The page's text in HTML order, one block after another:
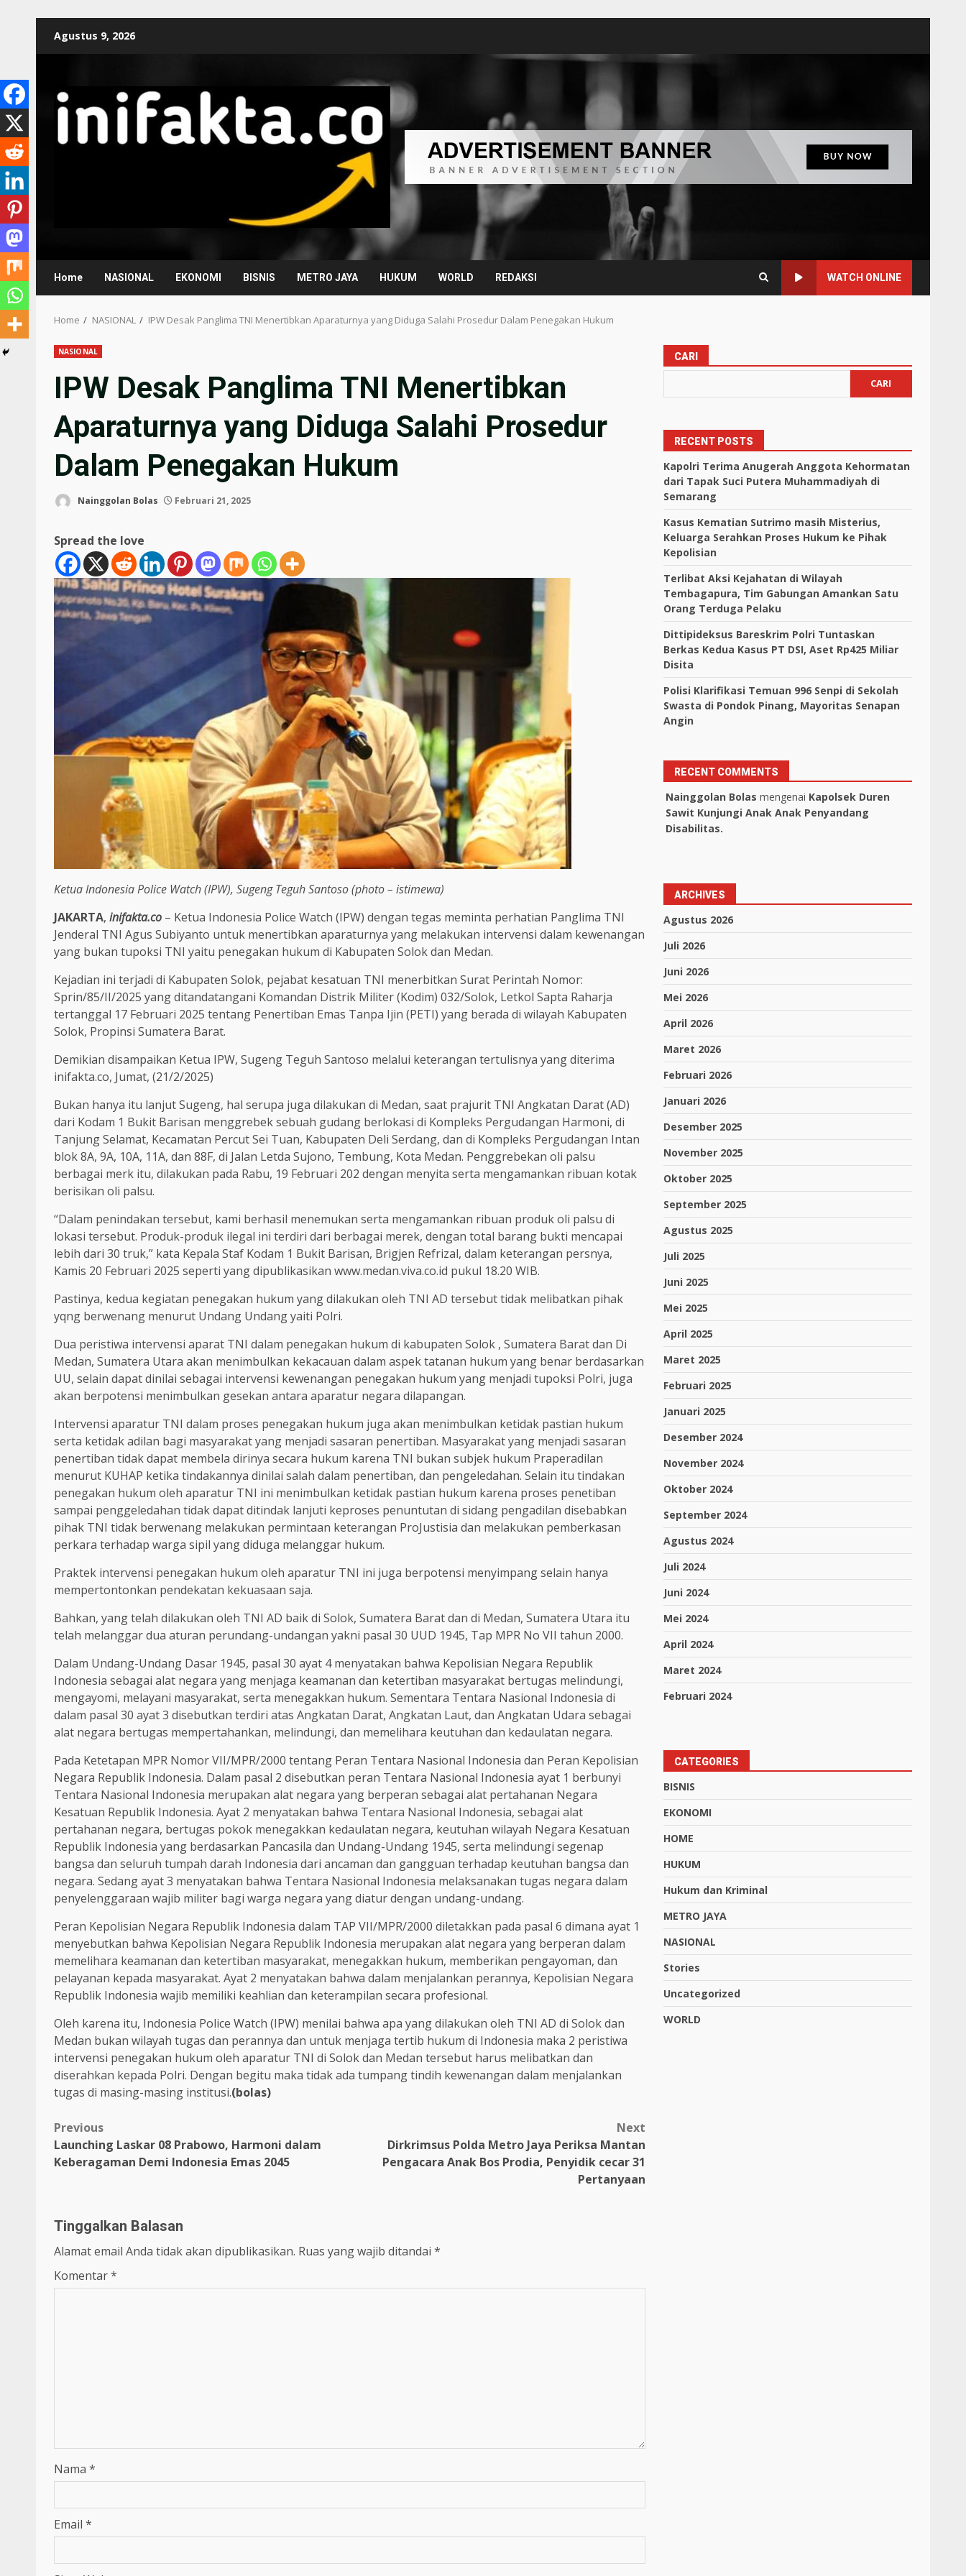
Agustus 9, 2026
Home NASIONAL EKONOMI BISNIS METRO JAYA HUKUM WORLD REDAKSI WATCH ONLINE
Home NASIONAL IPW Desak Panglima TNI Menertibkan Aparaturnya yang Diduga Salahi Prosedur Dalam Penegakan Hukum
NASIONAL
IPW Desak Panglima TNI Menertibkan
Aparaturnya yang Diduga Salahi Prosedur
Dalam Penegakan Hukum
Nainggolan Bolas Februari 21, 2025
Spread the love
Ketua Indonesia Police Watch (IPW), Sugeng Teguh Santoso (photo – istimewa)
JAKARTA, inifakta.co – Ketua Indonesia Police Watch (IPW) dengan tegas meminta perhatian Panglima TNI
Jenderal TNI Agus Subiyanto untuk menertibkan aparaturnya yang melakukan intervensi dalam kewenangan
yang bukan tupoksi TNI yaitu penegakan hukum di Kabupaten Solok dan Medan.
Kejadian ini terjadi di Kabupaten Solok, pejabat kesatuan TNI menerbitkan Surat Perintah Nomor:
Sprin/85/II/2025 yang ditandatangani Komandan Distrik Militer (Kodim) 032/Solok, Letkol Sapta Raharja
tertanggal 17 Februari 2025 tentang Penertiban Emas Tanpa Ijin (PETI) yang berada di wilayah Kabupaten
Solok, Propinsi Sumatera Barat.
Demikian disampaikan Ketua IPW, Sugeng Teguh Santoso melalui keterangan tertulisnya yang diterima
inifakta.co, Jumat, (21/2/2025)
Bukan hanya itu lanjut Sugeng, hal serupa juga dilakukan di Medan, saat prajurit TNI Angkatan Darat (AD)
dari Kodam 1 Bukit Barisan menggrebek sebuah gudang berlokasi di Kompleks Pergudangan Harmoni, di
Tanjung Selamat, Kecamatan Percut Sei Tuan, Kabupaten Deli Serdang, dan di Kompleks Pergudangan Intan
blok 8A, 9A, 10A, 11A, dan 88F, di Jalan Letda Sujono, Tembung, Kota Medan. Penggrebekan oli palsu
berbagai merk itu, dilakukan pada Rabu, 19 Februari 202 dengan menyita serta mengamankan ribuan kotak
berisikan oli palsu.
“Dalam penindakan tersebut, kami berhasil menemukan serta mengamankan ribuan produk oli palsu di
lokasi tersebut. Produk-produk ilegal ini terdiri dari berbagai merek, dengan total barang bukti mencapai
lebih dari 30 truk,” kata Kepala Staf Kodam 1 Bukit Barisan, Brigjen Refrizal, dalam keterangan persnya,
Kamis 20 Februari 2025 seperti yang dipublikasikan www.medan.viva.co.id pukul 18.20 WIB.
Pastinya, kedua kegiatan penegakan hukum yang dilakukan oleh TNI AD tersebut tidak melibatkan pihak
yqng berwenang menurut Undang Undang yaiti Polri.
Dua peristiwa intervensi aparat TNI dalam penegakan hukum di kabupaten Solok , Sumatera Barat dan Di
Medan, Sumatera Utara akan menimbulkan kekacauan dalam aspek tatanan hukum yang benar berdasarkan
UU, selain dapat dinilai sebagai intervensi kewenangan penegakan hukum yang menjadi tupoksi Polri, juga
akan berpotensi menimbulkan gesekan antara aparatur negara dilapangan.
Intervensi aparatur TNI dalam proses penegakan hukum juga akan menimbulkan ketidak pastian hukum
serta ketidak adilan bagi masyarakat yang menjadi sasaran penertiban. Masyarakat yang menjadi sasaran
penertiban tidak dapat membela dirinya secara hukum karena TNI bukan subjek hukum Praperadilan
menurut KUHAP ketika tindakannya dinilai salah dalam penertiban, dan pengeledahan. Selain itu tindakan
penegakan hukum oleh aparatur TNI ini menimbulkan ketidak pastian hukum karena proses penetiban
sampai penggeledahan tidak dapat ditindak lanjuti keproses penuntutan di sidang pengadilan disebabkan
pihak TNI tidak berwenang melakukan permintaan keterangan ProJustisia dan melakukan pemberkasan
perkara terhadap warga sipil yang diduga melanggar hukum.
Praktek intervensi penegakan hukum oleh aparatur TNI ini juga berpotensi menyimpang selain hanya
mempertontonkan pendekatan kekuasaan saja.
Bahkan, yang telah dilakukan oleh TNI AD baik di Solok, Sumatera Barat dan di Medan, Sumatera Utara itu
telah melanggar dua aturan perundang-undangan yakni pasal 30 UUD 1945, Tap MPR No VII tahun 2000.
Dalam Undang-Undang Dasar 1945, pasal 30 ayat 4 menyatakan bahwa Kepolisian Negara Republik
Indonesia sebagai alat negara yang menjaga keamanan dan ketertiban masyarakat bertugas melindungi,
mengayomi, melayani masyarakat, serta menegakkan hukum. Sementara Tentara Nasional Indonesia di
dalam pasal 30 ayat 3 disebutkan terdiri atas Angkatan Darat, Angkatan Laut, dan Angkatan Udara sebagai
alat negara bertugas mempertahankan, melindungi, dan memelihara keutuhan dan kedaulatan negara.
Pada Ketetapan MPR Nomor VII/MPR/2000 tentang Peran Tentara Nasional Indonesia dan Peran Kepolisian
Negara Republik Indonesia. Dalam pasal 2 disebutkan peran Tentara Nasional Indonesia ayat 1 berbunyi
Tentara Nasional Indonesia merupakan alat negara yang berperan sebagai alat pertahanan Negara
Kesatuan Republik Indonesia. Ayat 2 menyatakan bahwa Tentara Nasional Indonesia, sebagai alat
pertahanan negara, bertugas pokok menegakkan kedaulatan negara, keutuhan wilayah Negara Kesatuan
Republik Indonesia yang berdasarkan Pancasila dan Undang-Undang 1945, serta melindungi segenap
bangsa dan seluruh tumpah darah Indonesia dari ancaman dan gangguan terhadap keutuhan bangsa dan
negara. Sedang ayat 3 menyatakan bahwa Tentara Nasional Indonesia melaksanakan tugas negara dalam
penyelenggaraan wajib militer bagi warga negara yang diatur dengan undang-undang.
Peran Kepolisian Negara Republik Indonesia dalam TAP VII/MPR/2000 diletakkan pada pasal 6 dimana ayat 1
menyebutkan bahwa Kepolisian Negara Republik Indonesia merupakan alat negara yang berperan dalam
memelihara keamanan dan ketertiban masyarakat, menegakkan hukum, memberikan pengayoman, dan
pelayanan kepada masyarakat. Ayat 2 menyatakan bahwa dalam menjalankan perannya, Kepolisian Negara
Republik Indonesia wajib memiliki keahlian dan keterampilan secara profesional.
Oleh karena itu, Indonesia Police Watch (IPW) menilai bahwa apa yang dilakukan oleh TNI AD di Solok dan
Medan bukan wilayah tugas dan perannya dan untuk menjaga tertib hukum di Indonesia maka 2 peristiwa
intervensi penegakan hukum oleh aparatur TNI di Solok dan Medan tersebut harus melibatkan dan
diserahkan kepada Polri. Dengan begitu maka tidak ada tumpang tindih kewenangan dalam menjalankan
tugas di masing-masing institusi.(bolas)
Previous
Launching Laskar 08 Prabowo, Harmoni dalam
Keberagaman Demi Indonesia Emas 2045
Next
Dirkrimsus Polda Metro Jaya Periksa Mantan
Pengacara Anak Bos Prodia, Penyidik cecar 31
Pertanyaan
Tinggalkan Balasan
Alamat email Anda tidak akan dipublikasikan. Ruas yang wajib ditandai *
Komentar*
Nama *
Email *
CARI
CARI
RECENT POSTS
Kapolri Terima Anugerah Anggota Kehormatan
dari Tapak Suci Putera Muhammadiyah di
Semarang
Kasus Kematian Sutrimo masih Misterius,
Keluarga Serahkan Proses Hukum ke Pihak
Kepolisian
Terlibat Aksi Kejahatan di Wilayah
Tembagapura, Tim Gabungan Amankan Satu
Orang Terduga Pelaku
Dittipideksus Bareskrim Polri Tuntaskan
Berkas Kedua Kasus PT DSI, Aset Rp425 Miliar
Disita
Polisi Klarifikasi Temuan 996 Senpi di Sekolah
Swasta di Pondok Pinang, Mayoritas Senapan
Angin
RECENT COMMENTS
Nainggolan Bolas mengenai Kapolsek Duren
Sawit Kunjungi Anak Anak Penyandang
Disabilitas.
ARCHIVES
Agustus 2026
Juli 2026
Juni 2026
Mei 2026
April 2026
Maret 2026
Februari 2026
Januari 2026
Desember 2025
November 2025
Oktober 2025
September 2025
Agustus 2025
Juli 2025
Juni 2025
Mei 2025
April 2025
Maret 2025
Februari 2025
Januari 2025
Desember 2024
November 2024
Oktober 2024
September 2024
Agustus 2024
Juli 2024
Juni 2024
Mei 2024
April 2024
Maret 2024
Februari 2024
CATEGORIES
BISNIS
EKONOMI
HOME
HUKUM
Hukum dan Kriminal
METRO JAYA
NASIONAL
Stories
Uncategorized
WORLD